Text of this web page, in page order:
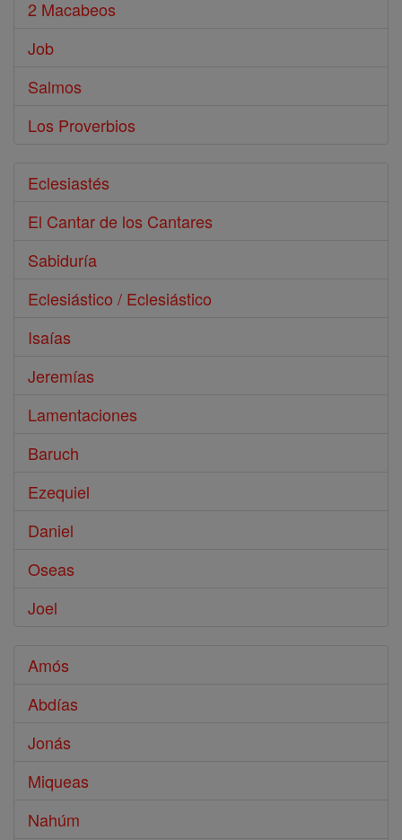
2 Macabeos
Job
Salmos
Los Proverbios
Eclesiastés
El Cantar de los Cantares
Sabiduría
Eclesiástico / Eclesiástico
Isaías
Jeremías
Lamentaciones
Baruch
Ezequiel
Daniel
Oseas
Joel
Amós
Abdías
Jonás
Miqueas
Nahúm